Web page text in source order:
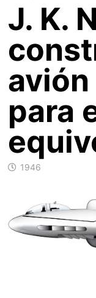
J. K.
para
1946